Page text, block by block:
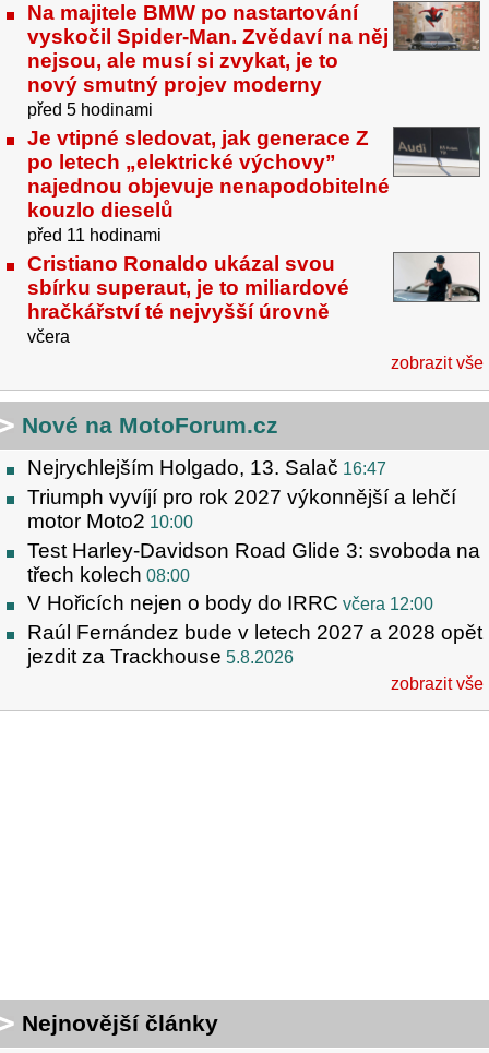
Na majitele BMW po nastartování
vyskočil Spider-Man. Zvědaví na něj
nejsou, ale musí si zvykat, je to
nový smutný projev moderny
před 5 hodinami
Je vtipné sledovat, jak generace Z
po letech „elektrické výchovy”
najednou objevuje nenapodobitelné
kouzlo dieselů
před 11 hodinami
Cristiano Ronaldo ukázal svou
sbírku superaut, je to miliardové
hračkářství té nejvyšší úrovně
včera
zobrazit vše
Nové na MotoForum.cz
Nejrychlejším Holgado, 13. Salač 16:47
Triumph vyvíjí pro rok 2027 výkonnější a lehčí
motor Moto2 10:00
Test Harley-Davidson Road Glide 3: svoboda na
třech kolech 08:00
V Hořicích nejen o body do IRRC včera 12:00
Raúl Fernández bude v letech 2027 a 2028 opět
jezdit za Trackhouse 5.8.2026
zobrazit vše
Nejnovější články